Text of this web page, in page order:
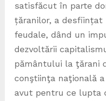
satisfăcut în parte
țăranilor, a
feudale, dând un
dezvoltării
pământului la ţărani
conştiinţa naţională
avut pentru ce lupta